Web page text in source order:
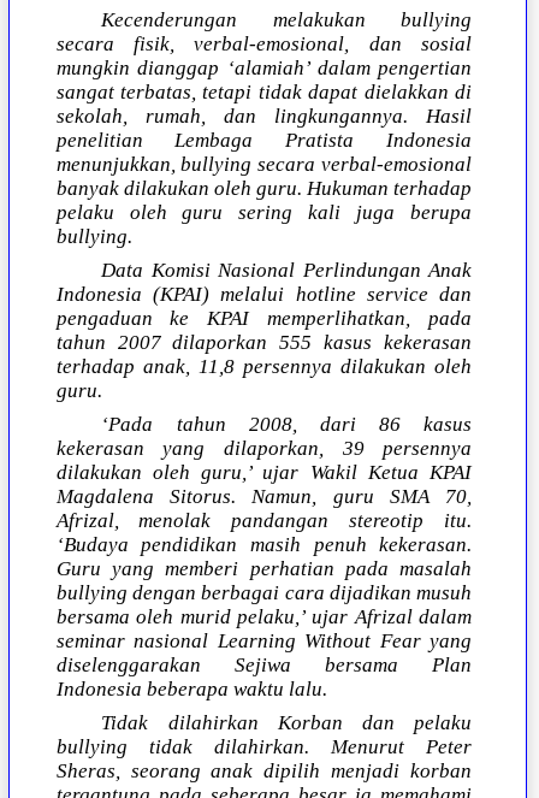
Kecenderungan melakukan bullying
secara fisik, verbal-emosional, dan sosial
mungkin dianggap ‘alamiah’ dalam pengertian
sangat terbatas, tetapi tidak dapat dielakkan di
sekolah, rumah, dan lingkungannya. Hasil
penelitian Lembaga Pratista Indonesia
menunjukkan, bullying secara verbal-emosional
banyak dilakukan oleh guru. Hukuman terhadap
pelaku oleh guru sering kali juga berupa
bullying.
Data Komisi Nasional Perlindungan Anak
Indonesia (KPAI) melalui hotline service dan
pengaduan ke KPAI memperlihatkan, pada
tahun 2007 dilaporkan 555 kasus kekerasan
terhadap anak, 11,8 persennya dilakukan oleh
guru.
‘Pada tahun 2008, dari 86 kasus
kekerasan yang dilaporkan, 39 persennya
dilakukan oleh guru,’ ujar Wakil Ketua KPAI
Magdalena Sitorus. Namun, guru SMA 70,
Afrizal, menolak pandangan stereotip itu.
‘Budaya pendidikan masih penuh kekerasan.
Guru yang memberi perhatian pada masalah
bullying dengan berbagai cara dijadikan musuh
bersama oleh murid pelaku,’ ujar Afrizal dalam
seminar nasional Learning Without Fear yang
diselenggarakan Sejiwa bersama Plan
Indonesia beberapa waktu lalu.
Tidak dilahirkan Korban dan pelaku
bullying tidak dilahirkan. Menurut Peter
Sheras, seorang anak dipilih menjadi korban